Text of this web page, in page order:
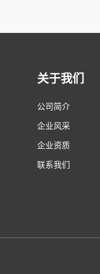
关于我们
公司简介
企业风采
企业资质
联系我们